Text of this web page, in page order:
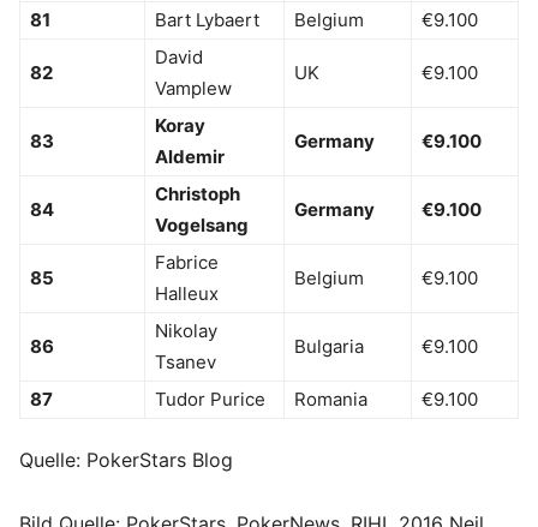
81 Bart Lybaert Belgium €9.100
82
David
Vamplew
UK €9.100
83
Koray
Aldemir
Germany €9.100
84
Christoph
Vogelsang
Germany €9.100
85
Fabrice
Halleux
Belgium €9.100
86
Nikolay
Tsanev
Bulgaria €9.100
87 Tudor Purice Romania €9.100
Quelle: PokerStars Blog